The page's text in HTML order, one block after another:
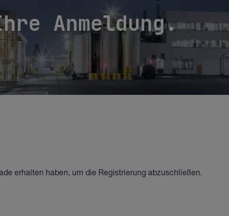
Anmeldung.
erhalten haben, um die Registrierung abzuschließen.